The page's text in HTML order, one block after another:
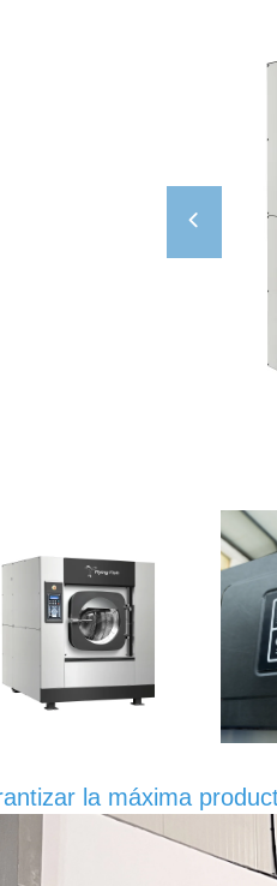
la máxima